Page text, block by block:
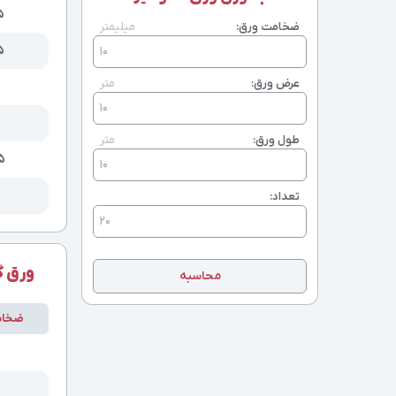
ورق
ضخامت ورق: میلیمتر
عرض ورق: متر
طول ورق: متر
تعداد:
محاسبه